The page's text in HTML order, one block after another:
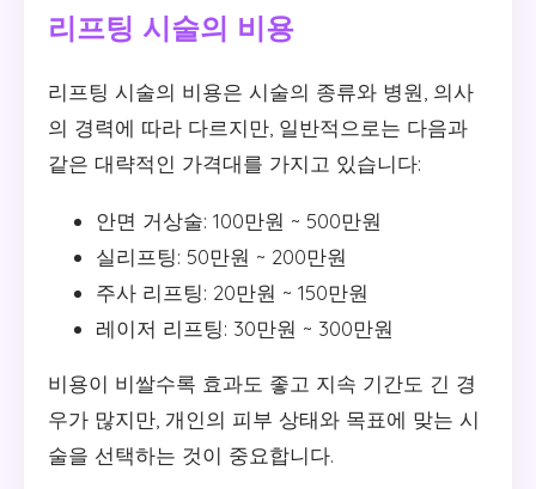
리프팅 시술의 비용
리프팅 시술의 비용은 시술의 종류와 병원, 의사
의 경력에 따라 다르지만, 일반적으로는 다음과
같은 대략적인 가격대를 가지고 있습니다:
안면 거상술: 100만원 ~ 500만원
실리프팅: 50만원 ~ 200만원
주사 리프팅: 20만원 ~ 150만원
레이저 리프팅: 30만원 ~ 300만원
비용이 비쌀수록 효과도 좋고 지속 기간도 긴 경
우가 많지만, 개인의 피부 상태와 목표에 맞는 시
술을 선택하는 것이 중요합니다.